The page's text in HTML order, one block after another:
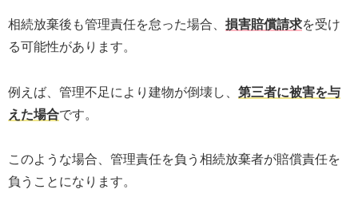
相続放棄後も管理責任を怠った場合、 損害賠償請求を受け
る可能性があります。
例えば、管理不足により建物が倒壊し、 第三者に被害を与
えた場合です。
このような場合、管理責任を負う相続放棄者が賠償責任を
負うことになります。